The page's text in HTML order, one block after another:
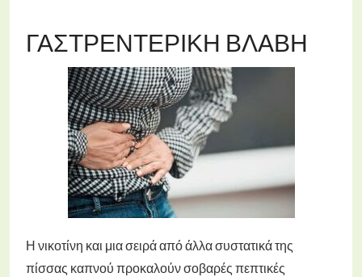
ΓΑΣΤΡΕΝΤΕΡΙΚΉ ΒΛΆΒΗ
Η νικοτίνη και μια σειρά από άλλα συστατικά της
πίσσας καπνού προκαλούν σοβαρές πεπτικές